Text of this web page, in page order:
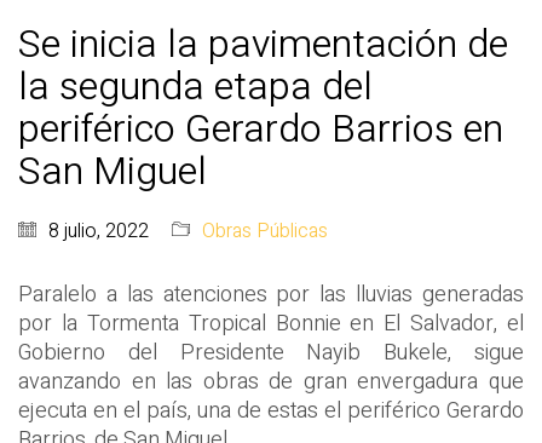
Se inicia la pavimentación de
la segunda etapa del
periférico Gerardo Barrios en
San Miguel
8 julio, 2022 Obras Públicas
Paralelo a las atenciones por las lluvias generadas
por la Tormenta Tropical Bonnie en El Salvador, el
Gobierno del Presidente Nayib Bukele, sigue
avanzando en las obras de gran envergadura que
ejecuta en el país, una de estas el periférico Gerardo